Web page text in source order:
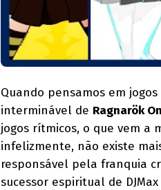
Quando pensamos em
interminável de Ragnarök
jogos rítmicos, o que vem a
infelizmente, não existe
responsável pela franquia
sucessor espiritual de